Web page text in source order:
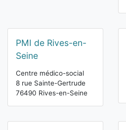
PMI de Rives-en-
Seine
Centre médico-social
8 rue Sainte-Gertrude
76490 Rives-en-Seine